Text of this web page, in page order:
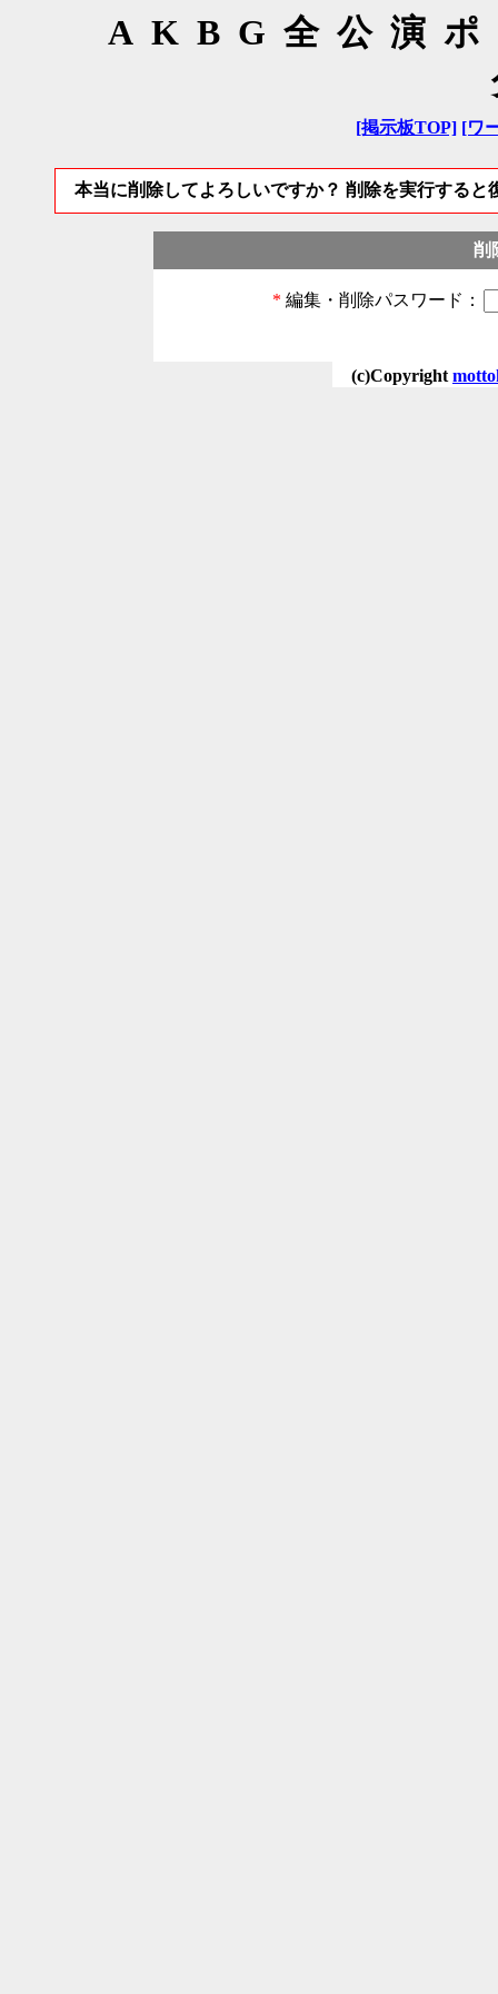
AKBG全公演
[掲示板TOP] [ワ
本当に削除してよろしいですか？ 削除を実行する
削
* 編集・削除パスワード：
(c)Copyright